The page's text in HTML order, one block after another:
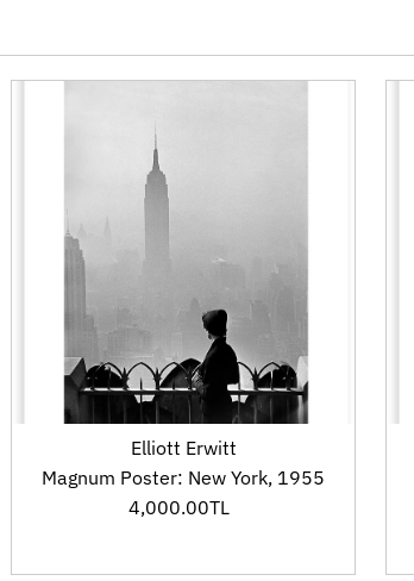
Elliott Erwitt
Magnum Poster: New York, 1955
Fiyat
4,000.00TL